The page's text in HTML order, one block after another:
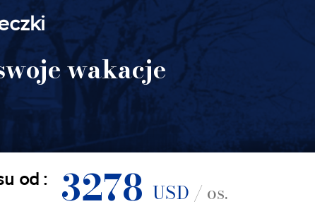
wakacje
od : 3278USD / os.